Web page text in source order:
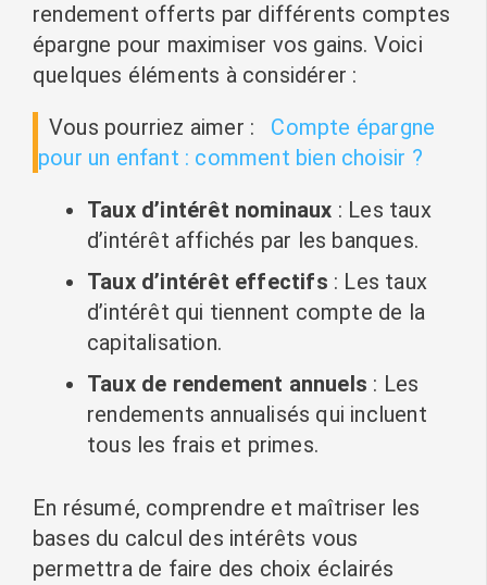
rendement offerts par différents comptes
épargne pour maximiser vos gains. Voici
quelques éléments à considérer :
Vous pourriez aimer :
Compte épargne
pour un enfant : comment bien choisir ?
Taux d’intérêt nominaux : Les taux
d’intérêt affichés par les banques.
Taux d’intérêt effectifs : Les taux
d’intérêt qui tiennent compte de la
capitalisation.
Taux de rendement annuels : Les
rendements annualisés qui incluent
tous les frais et primes.
En résumé, comprendre et maîtriser les
bases du calcul des intérêts vous
permettra de faire des choix éclairés